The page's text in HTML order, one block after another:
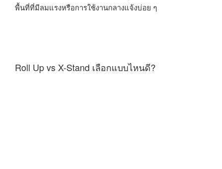
พื้นที่ที่มีลมแรงหรือการใช้งานกลางแจ้งบ่อย ๆ
Roll Up vs X-Stand เลือกแบบไหนดี?